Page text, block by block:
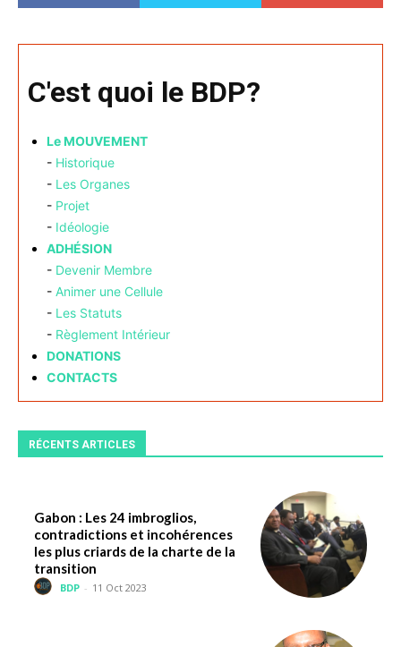
C'est quoi le BDP?
Le MOUVEMENT
- Historique
- Les Organes
- Projet
- Idéologie
ADHÉSION
- Devenir Membre
- Animer une Cellule
- Les Statuts
- Règlement Intérieur
DONATIONS
CONTACTS
RÉCENTS ARTICLES
Gabon : Les 24 imbroglios,
contradictions et incohérences
les plus criards de la charte de la
transition
BDP - 11 Oct 2023